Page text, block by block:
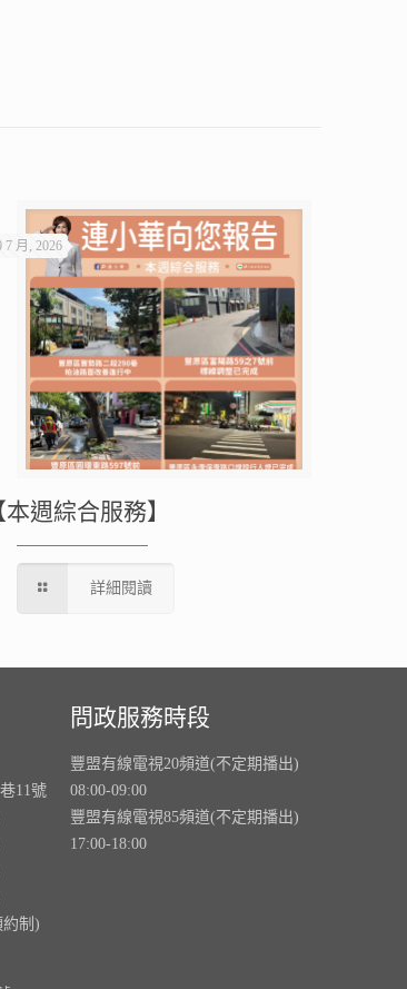
7 月, 2026
本週綜合服務】
詳細閱讀
11號
約制)
問政服務時段
豐盟有線電視20頻道(不定期播出)
08:00-09:00
豐盟有線電視85頻道(不定期播出)
17:00-18:00